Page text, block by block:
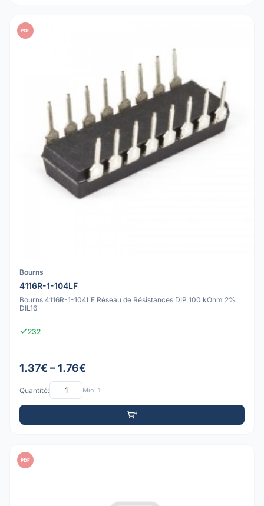
PDF
Bourns
4116R-1-104LF
Bourns 4116R-1-104LF Réseau de Résistances DIP 100 kOhm 2%
DIL16
232
1.37€ – 1.76€
Quantité: Min: 1
PDF